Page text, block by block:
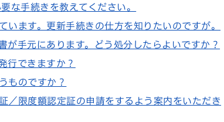
な手続きを教えてください。
ます。更新手続きの仕方を知りたいのですが。
手元にあります。どう処分したらよいですか？
行できますか？
ものですか？
限度額認定証の申請をするよう案内をいただき